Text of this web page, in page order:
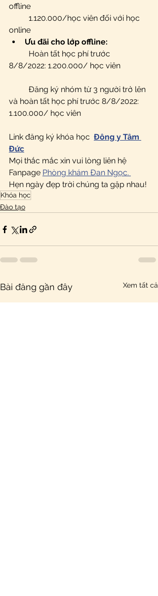
offline
online
Ưu đãi cho lớp offline:
8/8/2022: 1.200.000/ học viên
và hoàn tất học phí trước 8/8/2022:
1.100.000/ học viên
Link đăng ký khóa học Đông y Tâm
Đức
Mọi thắc mắc xin vui lòng liên hệ
Fanpage Phòng khám Đan Ngọc.
Hẹn ngày đẹp trời chúng ta gặp nhau!
Khóa học
Đào tạo
Bài đăng gần đây Xem tất cả